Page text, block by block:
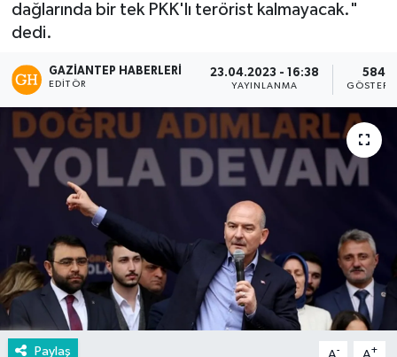
dağlarında bir tek PKK'lı terörist kalmayacak."
dedi.
GAZIANTEP HABERLERI
EDITÖR
23.04.2023 - 16:38
YAYINLANMA
584
Paylaş - +